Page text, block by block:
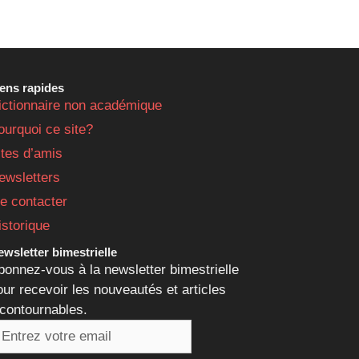
rapides
non académique
ce site?
d’amis
contacter
bimestrielle
vous à la newsletter bimestrielle
recevoir les nouveautés et articles